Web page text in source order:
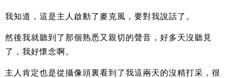
我知道，這是主人啟動了麥克風，要對我說話了。
然後我就聽到了那個熟悉又親切的聲音，好多天沒聽見
了，我好懷念啊。
主人肯定也是從攝像頭裏看到了我這兩天的沒精打采，很